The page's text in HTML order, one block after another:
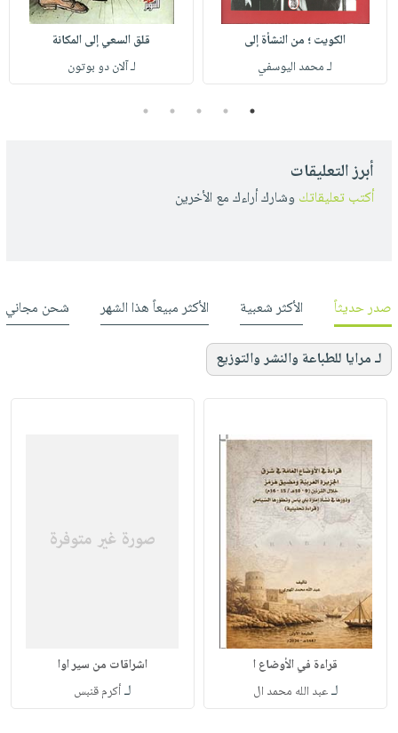
الكويت ؛ من النشأة إلى
لـ محمد اليوسفي
قلق السعي إلى المكانة
لـ آلان دو بوتون
1
2
3
4
5
أبرز التعليقات
أكتب تعليقاتك وشارك أراءك مع الأخرين
صدر حديثاً الأكثر شعبية الأكثر مبيعاً هذا الشهر شحن مجاني
لـ مرايا للطباعة والنشر والتوزيع
قراءة في الأوضاع ا
لـعبد الله محمد ال
اشراقات من سير اوا
لـأكرم قنبس